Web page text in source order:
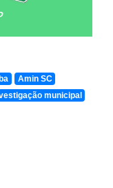
Amin SC
municipal